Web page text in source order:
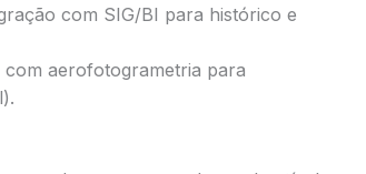
com SIG/BI para histórico e
com aerofotogrametria para